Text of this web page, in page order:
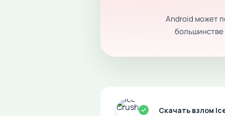
Android может
большинстве
Скачать взлом